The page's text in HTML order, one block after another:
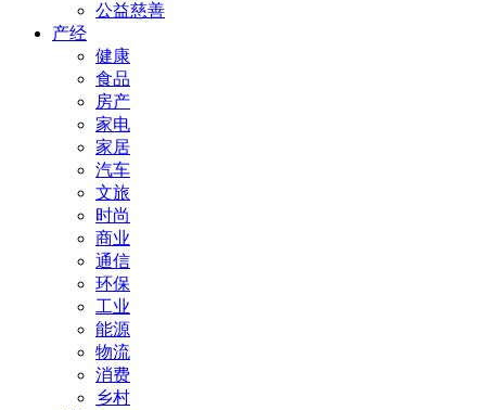
公益慈善
产经
健康
食品
房产
家电
家居
汽车
文旅
时尚
商业
通信
环保
工业
能源
物流
消费
乡村